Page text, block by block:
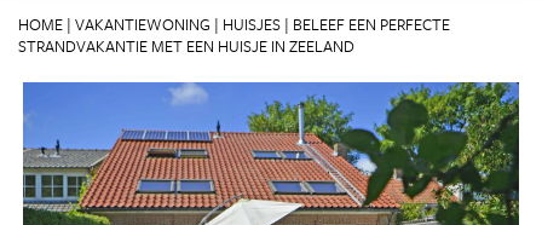
HOME | VAKANTIEWONING | HUISJES | BELEEF EEN PERFECTE
STRANDVAKANTIE MET EEN HUISJE IN ZEELAND